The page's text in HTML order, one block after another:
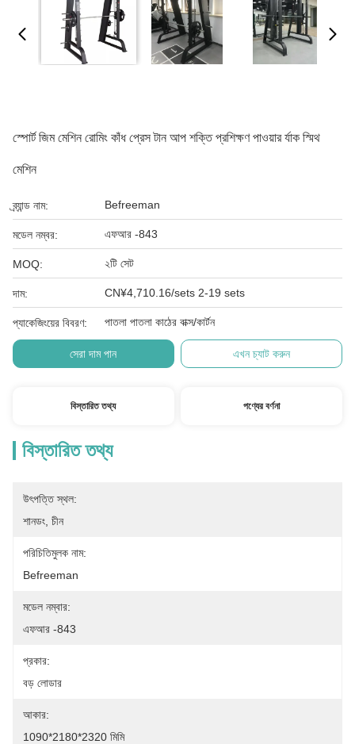
স্পোর্ট জিম মেশিন রোমিং কাঁধ প্রেস টান আপ শক্তি প্রশিক্ষণ পাওয়ার র্যাক স্মিথ
মেশিন
ব্র্যান্ড নাম: Befreeman
মডেল নম্বর: এফআর -843
MOQ: ২টি সেট
দাম: CN¥4,710.16/sets 2-19 sets
প্যাকেজিংয়ের বিবরণ: পাতলা পাতলা কাঠের বাক্স/কার্টন
সেরা দাম পান এখন চ্যাট করুন
বিস্তারিত তথ্য পণ্যের বর্ণনা
বিস্তারিত তথ্য
উৎপত্তি স্থল:
শানডং, চীন
পরিচিতিমুলক নাম:
Befreeman
মডেল নম্বার:
এফআর -843
প্রকার:
বড় লোডার
আকার:
1090*2180*2320 মিমি